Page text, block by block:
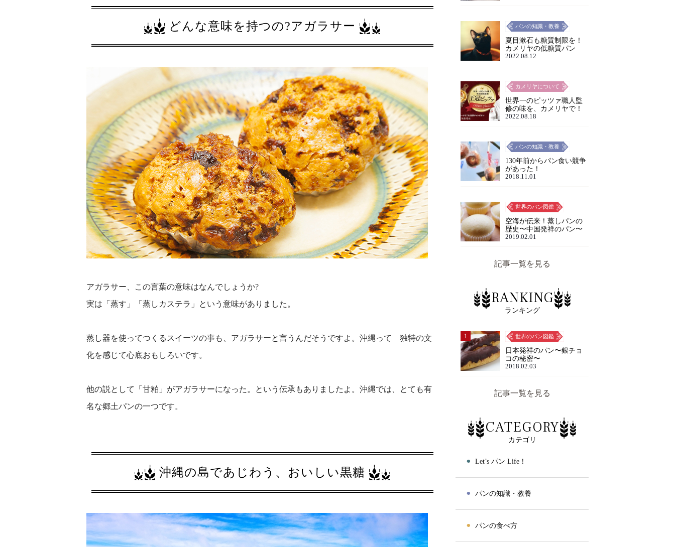
どんな意味を持つの?アガラサー
アガラサー、この言葉の意味はなんでしょうか?
実は「蒸す」「蒸しカステラ」という意味がありました。
蒸し器を使ってつくるスイーツの事も、アガラサーと言うんだそうですよ。沖縄って 独特の文
化を感じて心底おもしろいです。
他の説として「甘粕」がアガラサーになった。という伝承もありましたよ。沖縄では、とても有
名な郷土パンの一つです。
沖縄の島であじわう、おいしい黒糖
パンの知識・教養
夏目漱石も糖質制限を！
カメリヤの低糖質パン
2022.08.12
カメリヤについて
世界一のピッツァ職人監
修の味を、カメリヤで！
2022.08.18
パンの知識・教養
130年前からパン食い競争
があった！
2018.11.01
世界のパン図鑑
空海が伝来！蒸しパンの
歴史〜中国発祥のパン〜
2019.02.01
記事一覧を見る
RANKING
ランキング
1 世界のパン図鑑
日本発祥のパン〜銀チョ
コの秘密〜
2018.02.03
記事一覧を見る
CATEGORY
カテゴリ
⚫︎ Let’s パン Life！
⚫︎ パンの知識・教養
⚫︎ パンの食べ方